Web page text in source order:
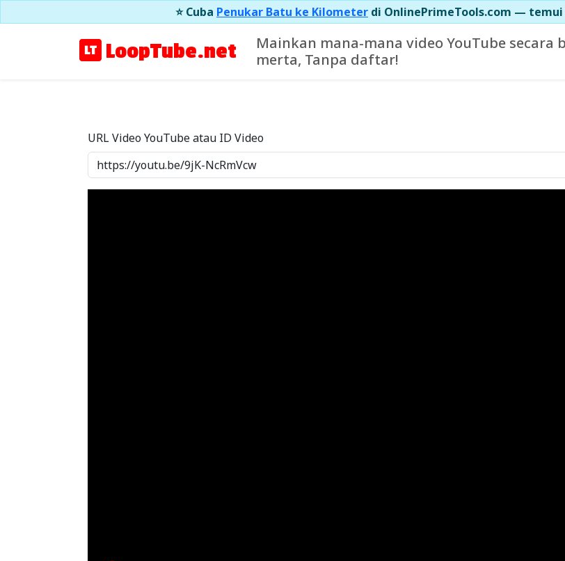
⭐ Cuba Penukar Batu ke Kilometer di OnlinePrimeTools.com —
LoopTube.net
Mainkan mana-mana video YouTube secara
merta, Tanpa daftar!
URL Video YouTube atau ID Video